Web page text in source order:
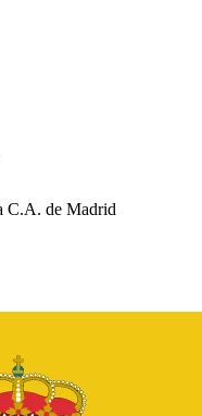
C.A. de Madrid